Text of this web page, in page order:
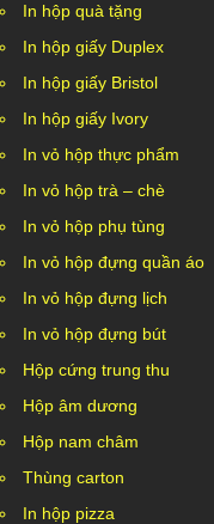
In hộp quà tặng
In hộp giấy Duplex
In hộp giấy Bristol
In hộp giấy Ivory
In vỏ hộp thực phẩm
In vỏ hộp trà – chè
In vỏ hộp phụ tùng
In vỏ hộp đựng quần áo
In vỏ hộp đựng lịch
In vỏ hộp đựng bút
Hộp cứng trung thu
Hộp âm dương
Hộp nam châm
Thùng carton
In hộp pizza